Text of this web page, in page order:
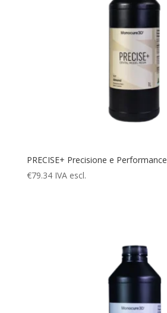
PRECISE+ Precisione e Performance
€79.34 IVA escl.